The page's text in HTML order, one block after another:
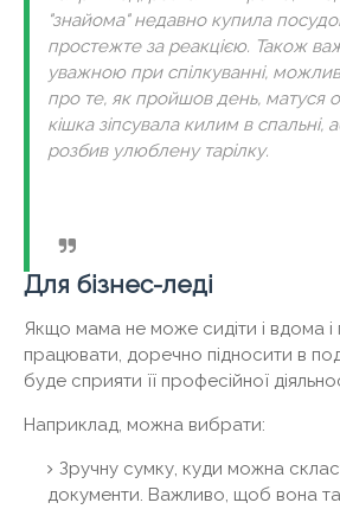
"знайома" недавно купила
простежте за реакцією. Також
уважною при спілкуванні,
про те, як пройшов день, матуся
кішка зіпсувала килим в спальні,
розбив улюблену тарілку.
Для бізнес-леді
Якщо мама не може сидіти і вдома
працювати, доречно підносити в
буде сприяти її професійної
Наприклад, можна вибрати:
Зручну сумку, куди можна
документи. Важливо, щоб вона